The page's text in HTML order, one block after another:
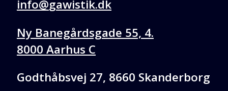
kd.kitsiwag
@ofni
Ny Banegårdsgade 55, 4.
8000 Aarhus C
Godthåbsvej 27, 8660 Skanderborg